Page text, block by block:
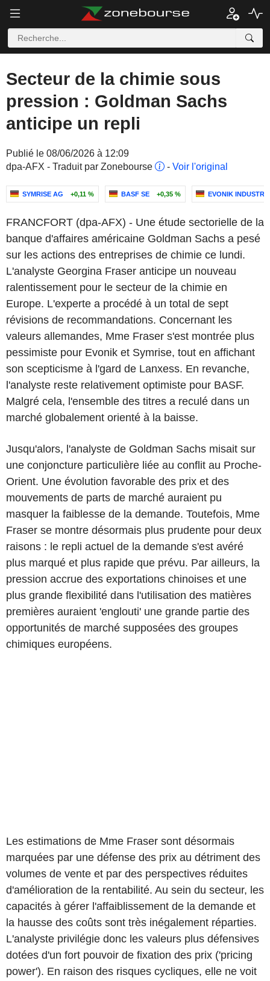
Secteur de la chimie sous
pression : Goldman Sachs
anticipe un repli
Publié le 08/06/2026 à 12:09
dpa-AFX - Traduit par Zonebourse
- Voir l'original
SYMRISE AG +0,11 % BASF SE +0,35 % EVONIK
FRANCFORT (dpa-AFX) - Une étude sectorielle de la
banque d'affaires américaine Goldman Sachs a pesé
sur les actions des entreprises de chimie ce lundi.
L'analyste Georgina Fraser anticipe un nouveau
ralentissement pour le secteur de la chimie en
Europe. L'experte a procédé à un total de sept
révisions de recommandations. Concernant les
valeurs allemandes, Mme Fraser s'est montrée plus
pessimiste pour Evonik et Symrise, tout en affichant
son scepticisme à l'gard de Lanxess. En revanche,
l'analyste reste relativement optimiste pour BASF.
Malgré cela, l'ensemble des titres a reculé dans un
marché globalement orienté à la baisse.
Jusqu'alors, l'analyste de Goldman Sachs misait sur
une conjoncture particulière liée au conflit au Proche-
Orient. Une évolution favorable des prix et des
mouvements de parts de marché auraient pu
masquer la faiblesse de la demande. Toutefois, Mme
Fraser se montre désormais plus prudente pour deux
raisons : le repli actuel de la demande s'est avéré
plus marqué et plus rapide que prévu. Par ailleurs, la
pression accrue des exportations chinoises et une
plus grande flexibilité dans l'utilisation des matières
premières auraient 'englouti' une grande partie des
opportunités de marché supposées des groupes
chimiques européens.
Les estimations de Mme Fraser sont désormais
marquées par une défense des prix au détriment des
volumes de vente et par des perspectives réduites
d'amélioration de la rentabilité. Au sein du secteur, les
capacités à gérer l'affaiblissement de la demande et
la hausse des coûts sont très inégalement réparties.
L'analyste privilégie donc les valeurs plus défensives
dotées d'un fort pouvoir de fixation des prix ('pricing
power'). En raison des risques cycliques, elle ne voit